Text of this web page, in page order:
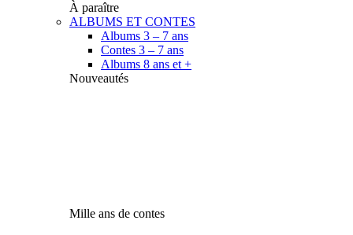
À paraître
ALBUMS ET CONTES
Albums 3 – 7 ans
Contes 3 – 7 ans
Albums 8 ans et +
Nouveautés
Mille ans de contes